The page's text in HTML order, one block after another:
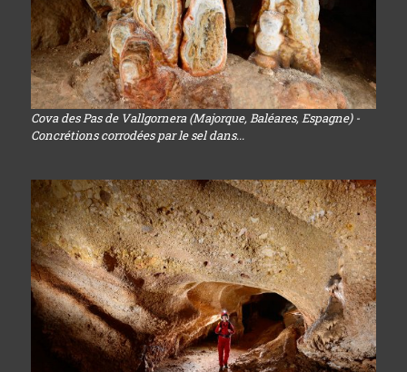
Cova des Pas de Vallgornera (Majorque, Baléares, Espagne) -
Concrétions corrodées par le sel dans...